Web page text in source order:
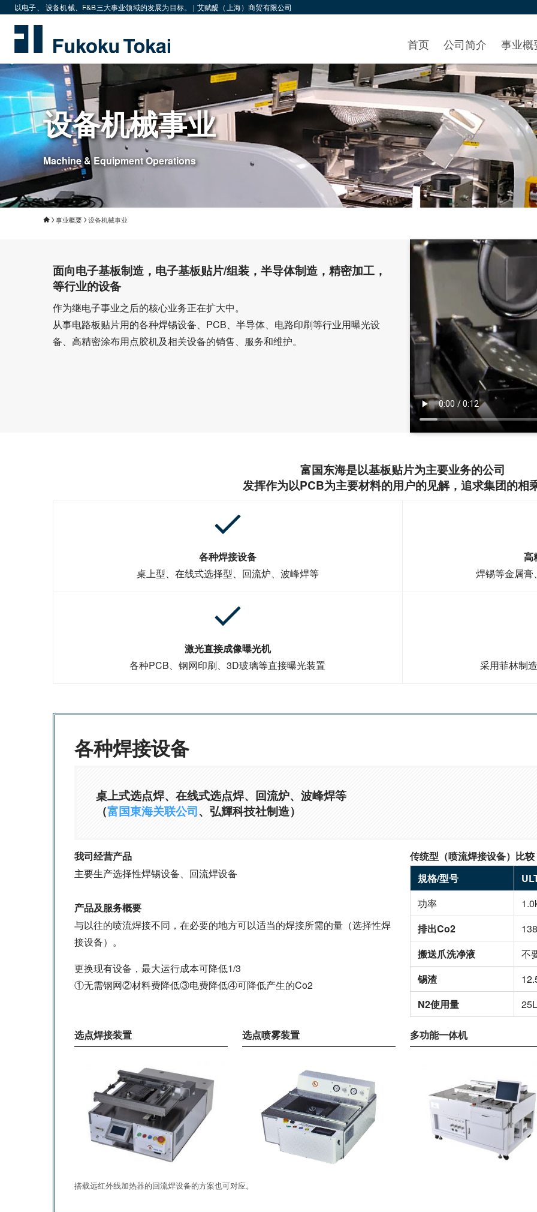
以电子、 设备机械、F&B三大事业领域的发展为目标。 | 艾赋醍（上海）商贸有限公司
首页 公司简介 事业概
设备机械事业
Machine & Equipment Operations
事业概要 设备机械事业
面向电子基板制造，电子基板贴片/组装，半导体制造，精密加工，
等行业的设备
作为继电子事业之后的核心业务正在扩大中。
从事电路板贴片用的各种焊锡设备、PCB、半导体、电路印刷等行业用曝光设
备、高精密涂布用点胶机及相关设备的销售、服务和维护。
富国东海是以基板贴片为主要业务的公司
发挥作为以PCB为主要材料的用户的见解，追求集团的相
各种焊接设备
桌上型、在线式选择型、回流炉、波峰焊等
高
焊锡等金属
激光直接成像曝光机
各种PCB、钢网印刷、3D玻璃等直接曝光装置
采用菲林制
各种焊接设备
桌上式选点焊、在线式选点焊、回流炉、波峰焊等
（富国東海关联公司、弘輝科技社制造）
我司经营产品
主要生产选择性焊锡设备、回流焊设备
产品及服务概要
与以往的喷流焊接不同，在必要的地方可以适当的焊接所需的量（选择性焊
接设备）。
更换现有设备，最大运行成本可降低1/3
①无需钢网②材料费降低③电费降低④可降低产生的Co2
传统型（喷流焊接设备）比较
規格/型号
功率
排出Co2
搬送爪洗净液
不
锡渣
N2使用量
选点焊接装置 选点喷雾装置 多功能一体机
搭载远红外线加热器的回流焊设备的方案也可对应。